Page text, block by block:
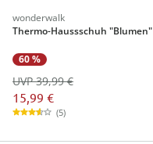
wonderwalk
Thermo-Haussschuh "Blumen"
60 %
15,99 €
UVP 39,99 €
(5)